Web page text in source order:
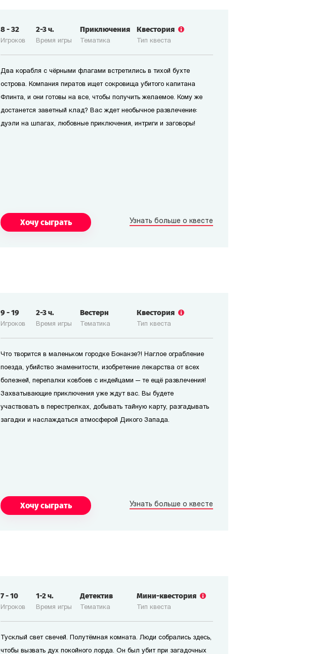
Игроков
8-32
Время игры
2-3ч.
Тематика
Приключения
Тип квеста
Квестория
Два корабля с чёрными флагами встретились в тихой бухте
острова. Компания пиратов ищет сокровища убитого капитана
Флинта, и они готовы на все, чтобы получить желаемое. Кому же
достанется заветный клад? Вас ждет необычное развлечение:
дуэли на шпагах, любовные приключения, интриги и заговоры!
Хочу сыграть Узнать больше о квесте
Игроков
9-19
Время игры
2-3ч.
Тематика
Вестерн
Тип квеста
Квестория
Что творится в маленьком городке Бонанзе?! Наглое ограбление
поезда, убийство знаменитости, изобретение лекарства от всех
болезней, перепалки ковбоев с индейцами — те ещё развлечения!
Захватывающие приключения уже ждут вас. Вы будете
участвовать в перестрелках, добывать тайную карту, разгадывать
загадки и наслаждаться атмосферой Дикого Запада.
Хочу сыграть Узнать больше о квесте
Игроков
7-10
Время игры
1-2ч.
Тематика
Детектив
Тип квеста
Мини-квестория
Тусклый свет свечей. Полутёмная комната. Люди собрались здесь,
чтобы вызвать дух покойного лорда. Он был убит при загадочных